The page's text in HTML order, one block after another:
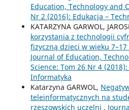
Education, Technology and
Nr 2 (2016): Edukacja –
KATARZYNA GARWOL,
korzystania z technologii
fizyczną dzieci w wieku
Journal of Education,
Science: Tom 26 Nr 4
Informatyka
Katarzyna GARWOL,
teleinformatycznych na
rzeszowskich uczelni ,